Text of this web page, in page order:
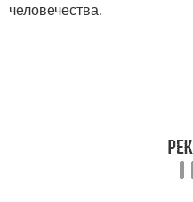
человечества.